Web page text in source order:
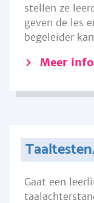
stellen ze
geven de les
begeleider
Meer
Gaat een